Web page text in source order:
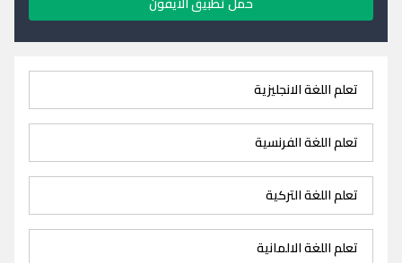
تعلم اللغة الانجليزية
تعلم اللغة الفرنسية
تعلم اللغة التركية
تعلم اللغة الالمانية